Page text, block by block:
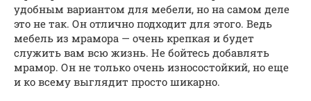
удобным вариантом для мебели, но на самом деле
это не так. Он отлично подходит для этого. Ведь
мебель из мрамора — очень крепкая и будет
служить вам всю жизнь. Не бойтесь добавлять
мрамор. Он не только очень износостойкий, но еще
и ко всему выглядит просто шикарно.